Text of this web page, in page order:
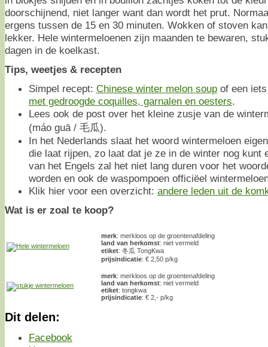
doorschijnend, niet langer want dan wordt het prut.
ergens tussen de 15 en 30 minuten. Wokken of stoven
lekker. Hele wintermeloenen zijn maanden te bewaren,
dagen in de koelkast.
Tips, weetjes & recepten
Simpel recept: Chinese winter melon soup of een
met gedroogde coquilles, garnalen en oesters.
Lees ook de post over het kleine zusje van de
(máo guā / 毛瓜).
In het Nederlands slaat het woord wintermeloen
die laat rijpen, zo laat dat je ze in de winter nog kunt
van het Engels zal het niet lang duren voor het
worden en ook de waspompoen officiëel
Klik hier voor een overzicht: andere leden uit de
Wat is er zoal te koop?
merk: merkloos op de groentenafdeling
land van herkomst: niet vermeld
etiket: 冬瓜 TongKwa
prijsindicatie: € 2,50 p/kg
merk: merkloos op de groentenafdeling
land van herkomst: niet vermeld
etiket: tongkwa
prijsindicatie: € 2,- p/kg
Dit delen:
Facebook